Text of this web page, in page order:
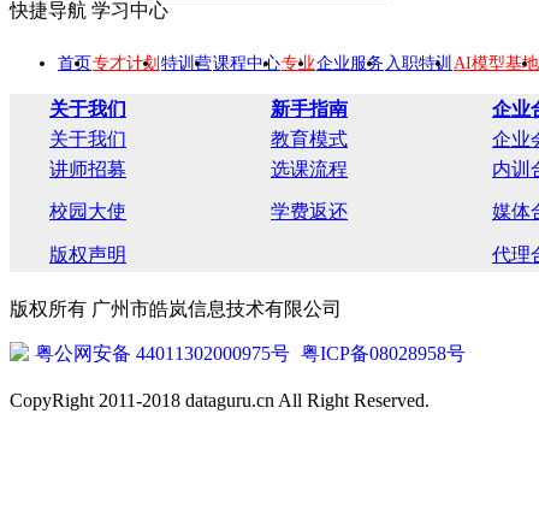
快捷导航 学习中心
首页专才计划 特训营课程中心专业企业服务 入职特训 AI模型基地
关于我们 新手指南
企业
关于我们
教育模式
企业
讲师招募
选课流程 内训
校园大使 学费返还 媒体
版权声明 代理
版权所有 广州市皓岚信息技术有限公司
粤公网安备 44011302000975号 粤ICP备08028958号
CopyRight 2011-2018 dataguru.cn All Right Reserved.